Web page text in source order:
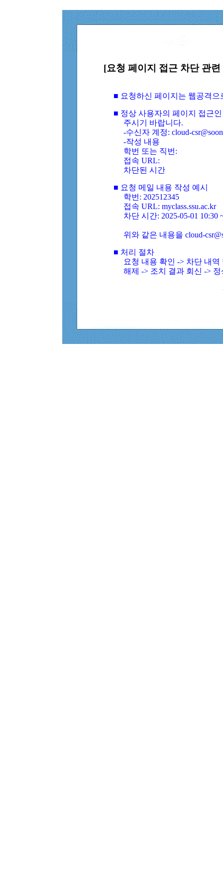
[요청 페이지 접근 차단 관
■ 요청하신 페이지는 웹공격
■ 정상 사용자의 페이지 접근
주시기 바랍니다.
-수신자 계정: cloud-
-작성 내용
학번 또는 직번:
접속 URL:
차단된 시간
■ 요청 메일 내용 작성 예시
학번: 202512345
접속 URL: myclass.ssu.ac.kr
차단 시간: 2025-05-01 10:30
위와 같은 내용을 cloud-
■ 처리 절차
요청 내용 확인 -> 차단 내
해제 -> 조치 결과 회신 ->